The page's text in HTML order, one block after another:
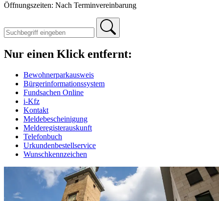
Öffnungszeiten: Nach Terminvereinbarung
Nur einen Klick entfernt:
Bewohnerparkausweis
Bürgerinformationssystem
Fundsachen Online
i-Kfz
Kontakt
Meldebescheinigung
Melderegisterauskunft
Telefonbuch
Urkundenbestellservice
Wunschkennzeichen